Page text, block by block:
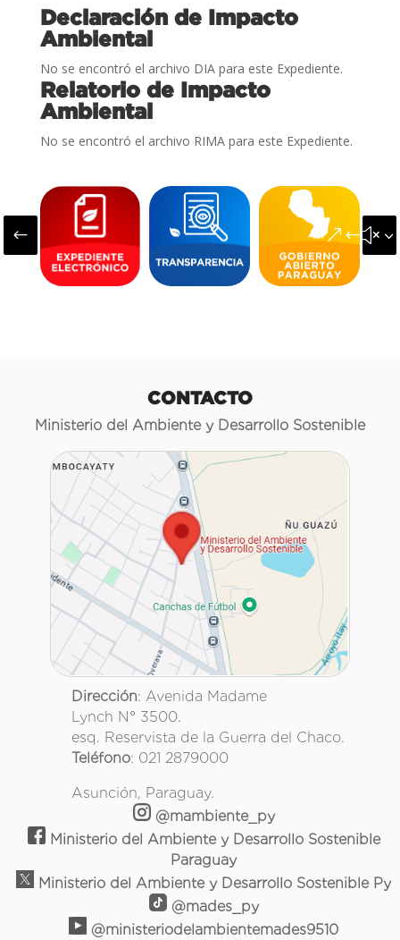
Declaración de Impacto
Ambiental
No se encontró el archivo DIA para este Expediente.
Relatorio de Impacto
Ambiental
No se encontró el archivo RIMA para este Expediente.
#
CONTACTO
Ministerio del Ambiente y Desarrollo Sostenible
Dirección: Avenida Madame
Lynch N° 3500.
esq. Reservista de la Guerra del Chaco.
Teléfono: 021 2879000
Asunción, Paraguay.
@mambiente_py
Ministerio del Ambiente y Desarrollo Sostenible
Paraguay
Ministerio del Ambiente y Desarrollo Sostenible Py
@mades_py
@ministeriodelambientemades9510